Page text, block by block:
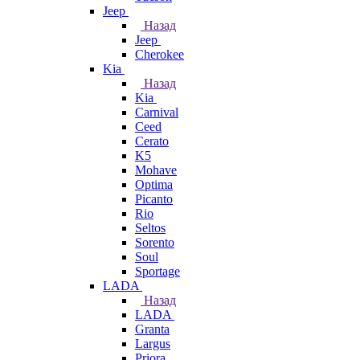
Jeep
Назад
Jeep
Cherokee
Kia
Назад
Kia
Carnival
Ceed
Cerato
K5
Mohave
Optima
Picanto
Rio
Seltos
Sorento
Soul
Sportage
LADA
Назад
LADA
Granta
Largus